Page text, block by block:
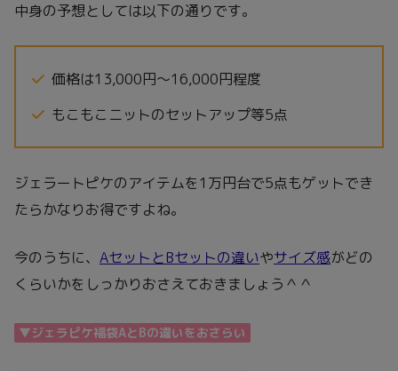
中身の予想としては以下の通りです。
価格は13,000円～16,000円程度
もこもこニットのセットアップ等5点
ジェラートピケのアイテムを1万円台で5点もゲットでき
たらかなりお得ですよね。
今のうちに、 AセットとBセットの違いやサイズ感がどの
くらいかをしっかりおさえておきましょう＾＾
▼ジェラピケ福袋AとBの違いをおさらい